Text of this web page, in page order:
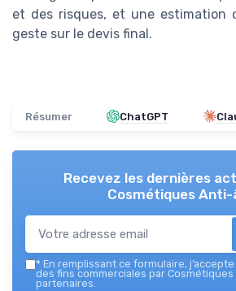
et des risques, et une estimation
geste sur le devis final.
Résumer ChatGPT
Recevez les dernières
Cosmétiques Anti-
* En remplissant ce formulaire,
des fins commerciales par
partenaires.